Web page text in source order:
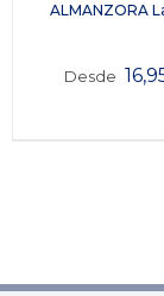
ALMANZORA
Desde